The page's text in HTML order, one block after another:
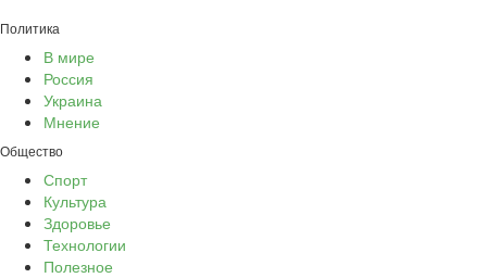
Политика
В мире
Россия
Украина
Мнение
Общество
Спорт
Культура
Здоровье
Технологии
Полезное